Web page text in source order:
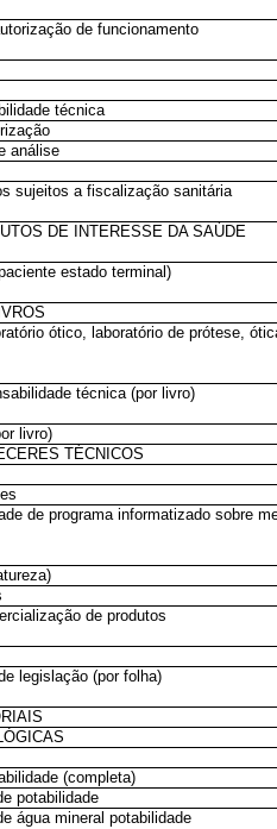
de funcionamento
técnica
análise
sujeitos a fiscalização sanitária
DE INTERESSE DA SAÚDE
estado terminal)
ótico, laboratório de prótese,
técnica (por livro)
livro)
TÉCNICOS
de programa informatizado sobre
de produtos
legislação (por folha)
(completa)
potabilidade
água mineral potabilidade